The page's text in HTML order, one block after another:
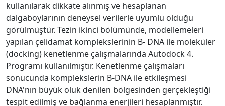
kullanılarak dikkate alınmış ve hesaplanan
dalgaboylarının deneysel verilerle uyumlu olduğu
görülmüştür. Tezin ikinci bölümünde, modellemeleri
yapılan çelidamat komplekslerinin B- DNA ile moleküler
(docking) kenetlenme çalışmalarında Autodock 4.
Programı kullanılmıştır. Kenetlenme çalışmaları
sonucunda komplekslerin B-DNA ile etkileşmesi
DNA'nın büyük oluk denilen bölgesinden gerçekleştiği
tespit edilmiş ve bağlanma enerjileri hesaplanmıştır.